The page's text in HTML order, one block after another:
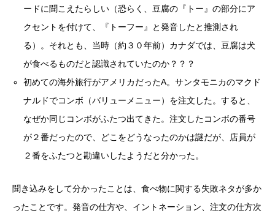
ードに聞こえたらしい（恐らく、豆腐の『トー』の部分にア
クセントを付けて、『トーフー』と発音したと推測され
る）。それとも、当時（約３０年前）カナダでは、豆腐は犬
が食べるものだと認識されていたのか？？？
初めての海外旅行がアメリカだったA。サンタモニカのマクド
ナルドでコンボ（バリューメニュー）を注文した。すると、
なぜか同じコンボがふたつ出てきた。注文したコンボの番号
が２番だったので、どこをどうなったのかは謎だが、店員が
２番をふたつと勘違いしたようだと分かった。
聞き込みをして分かったことは、食べ物に関する失敗ネタが多か
ったことです。発音の仕方や、イントネーション、注文の仕方次